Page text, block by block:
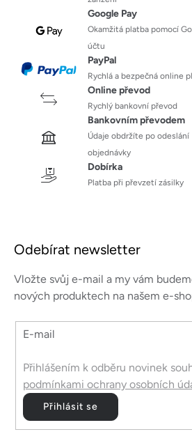
Google Pay
Okamžitá platba pomocí
účtu
PayPal
Rychlá a bezpečná online
Online převod
Rychlý bankovní převod
Bankovním převodem
Údaje obdržíte po odeslání
objednávky
Dobírka
Platba při převzetí zásilky
Odebírat newsletter
Vložte svůj e-mail a my vám
nových produktech na našem e-
E-mail
Přihlášením k odběru novinek
podmínkami ochrany osobních
Přihlásit se